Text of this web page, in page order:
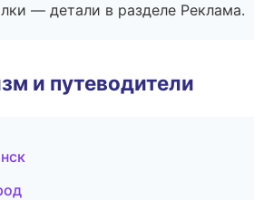
— детали в разделе Реклама.
и путеводители